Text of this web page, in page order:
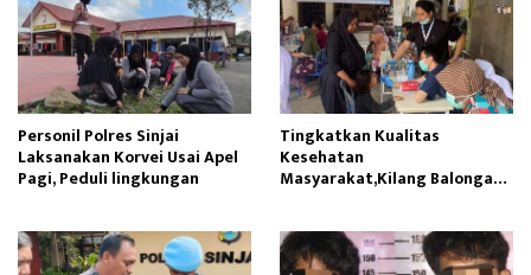
Personil Polres Sinjai
Laksanakan Korvei Usai Apel
Pagi, Peduli lingkungan
Tingkatkan Kualitas
Kesehatan
Masyarakat,Kilang Balongan